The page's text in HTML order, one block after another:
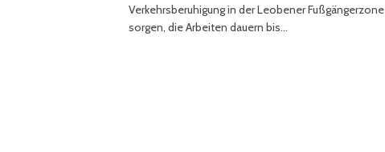
Verkehrsberuhigung in der Leobener Fußgängerzone
sorgen, die Arbeiten dauern bis…